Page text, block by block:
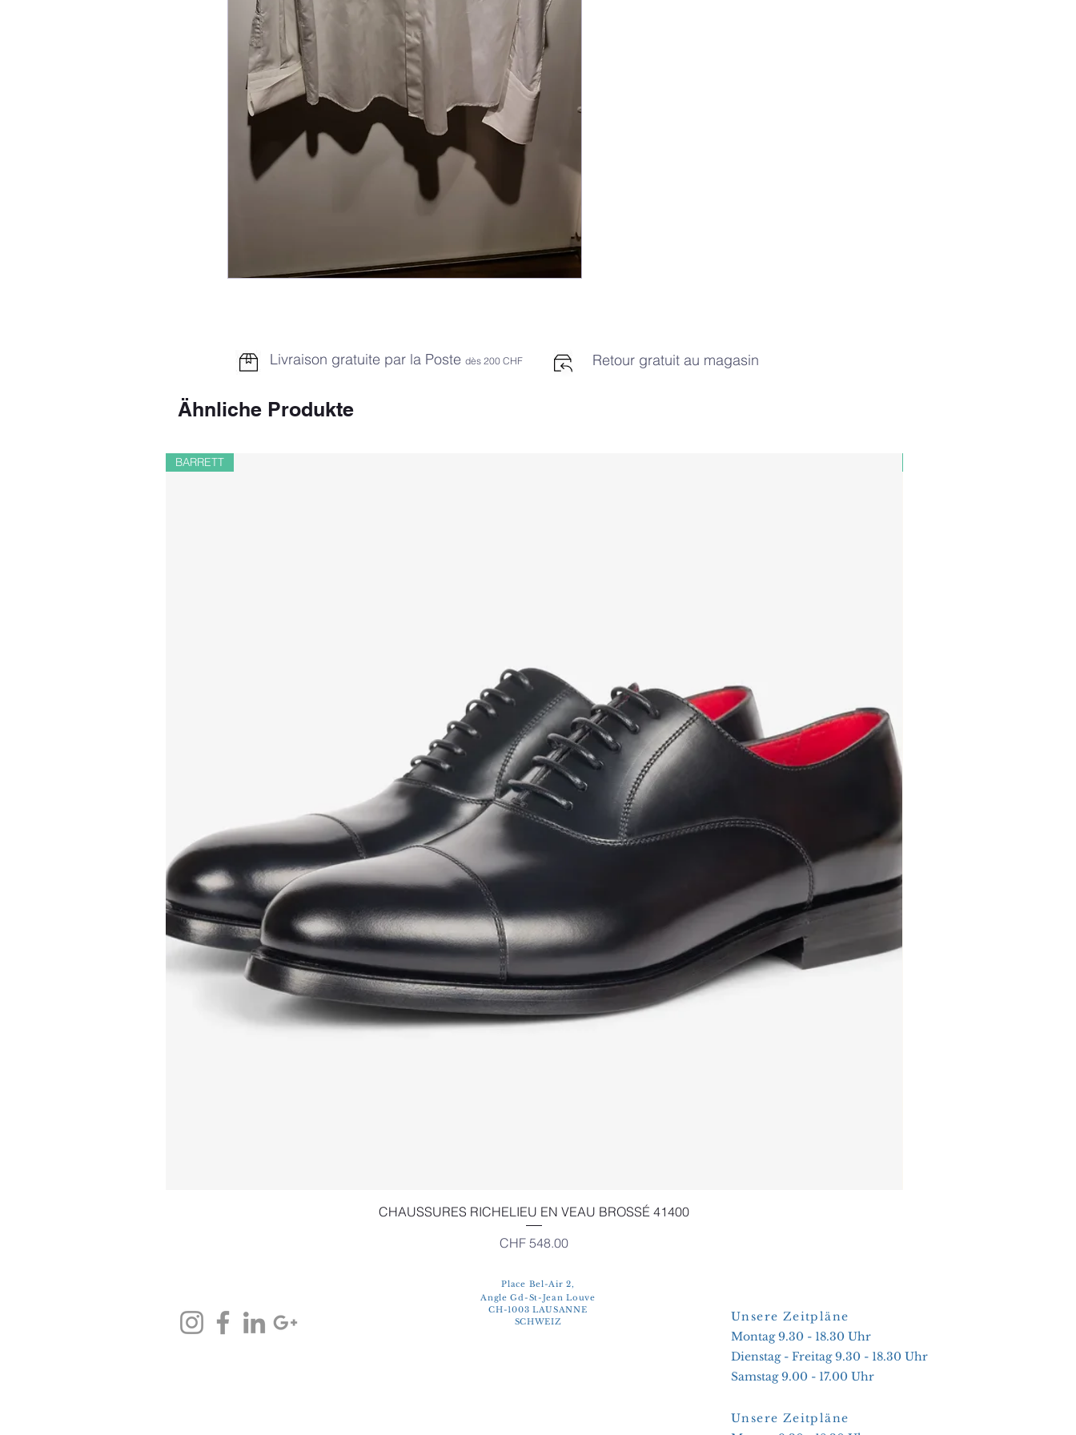
Livraison gratuite par la Poste dès 200 CHF Retour gratuit au magasin
Ähnliche Produkte
Schnellansicht
BARRETT
CHAUSSURES RICHELIEU EN VEAU BROSSÉ 41400
Preis
CHF 548.00
Place Bel-Air 2,
Angle Gd-St-Jean Louve
CH-1003 LAUSANNE
SCHWEIZ
Unsere Zeitpläne
Montag 9.30 - 18.30 Uhr
Dienstag - Freitag 9.30 - 18.30 Uhr
Samstag 9.00 - 17.00 Uhr
Unsere Zeitpläne